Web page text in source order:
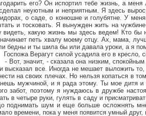
его? Он испортил тебе жизнь, а
неуютным и неприятным. Я здесь
о саде, о конюшне и голубятне. У
и тосковать. Я вынужден жить на
видеть, какую жизнь мы здесь ведем! Кто
петь хвалу моему отцу. Ах, мама,
бедны и ты шила бы или давала уроки, а я
Верагут силой усадила его в кресло,
значит, - сказала она низким, спокойным
высказал все. Иногда не мешает выложить
на своих плечах. Но нельзя копаться в
мужчиной, и я рада этому. Ты мое дитя
забот, поэтому я нуждаюсь в дружбе
в четыре руки, гулять в саду и
поднимать шум и еще больше осложнять
времени, пока у меня появится умный друг,